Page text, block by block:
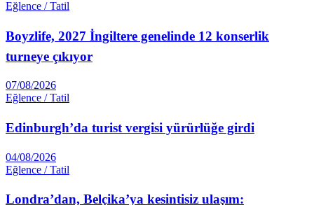
Eğlence / Tatil
Boyzlife, 2027 İngiltere genelinde 12 konserlik
turneye çıkıyor
07/08/2026
Eğlence / Tatil
Edinburgh’da turist vergisi yürürlüğe girdi
04/08/2026
Eğlence / Tatil
Londra’dan, Belçika’ya kesintisiz ulaşım: